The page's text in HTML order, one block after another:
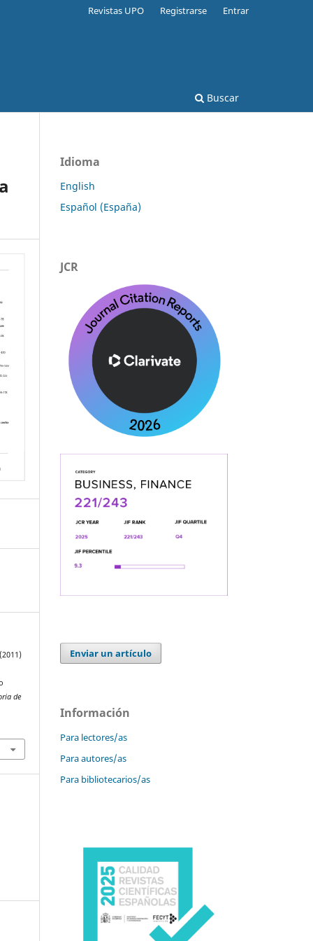
Buscar
Revistas UPO Registrarse Entrar
de
Idioma
English
Español (España)
JCR
Enviar un artículo
Información
Para lectores/as
Para autores/as
Para bibliotecarios/as